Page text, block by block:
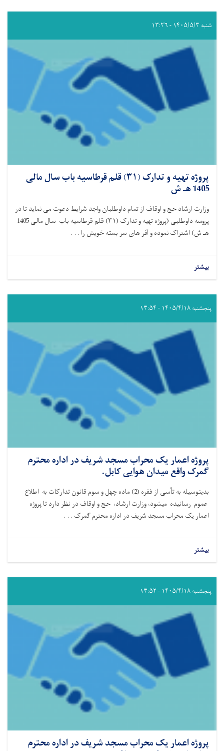
شنبه ۱۴۰۵/۵/۳ - ۱۳:۲۶
پروژه تهیه و تدارک (۳۱) قلم قرطاسیه باب سال مالی
1405 هـ ش
وزارت ارشاد حج و اوقاف از تمام داوطلبان واجد شرایط دعوت می نماید تا در
پروسه داوطلبی (پروژه تهیه و تدارک (۳۱)
قلم قرطاسیه باب سال مالی 1405
هـ ش) اشتراک نموده و آفر های سر بسته خویش را . . .
بیشتر
پنجشنبه ۱۴۰۵/۴/۱۸ - ۱۳:۵۴
پروژه اعمار یک محراب مسجد شریف در اداره محترم
گمرک واقع میدان هوایی کابل.
بدینوسیله به تأسی از فقره (2) ماده چهل و سوم قانون تدارکات به اطلاع
عموم رسانیده میشود، وزارت ارشاد، حج و اوقاف در نظر دارد تا پروژه
اعمار یک محراب مسجد شریف در اداره محترم گمرک . . .
بیشتر
پنجشنبه ۱۴۰۵/۴/۱۸ - ۱۳:۵۲
پروژه اعمار یک محراب مسجد شریف در اداره محترم